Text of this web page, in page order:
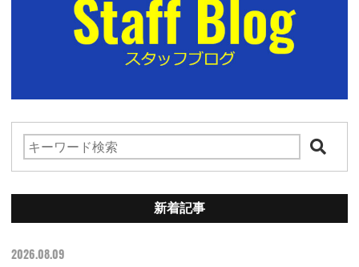
新着記事
2026.08.09